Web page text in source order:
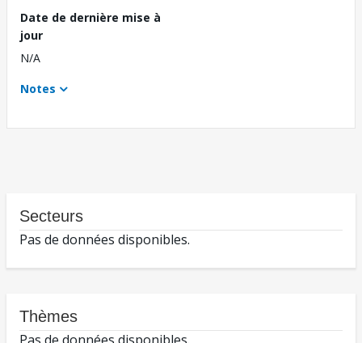
Date de dernière mise à
jour
N/A
Notes
Secteurs
Pas de données disponibles.
Thèmes